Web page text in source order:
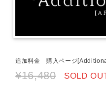
追加料金 購入ページ
¥16,480 SOLD